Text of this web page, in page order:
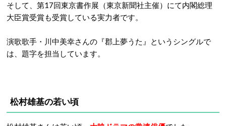
そして、第17回東京書作展（東京新聞社主催）にて内閣総理
大臣賞受賞も受賞している実力者です。
演歌歌手・川中美幸さんの『郡上夢うた』というシングルで
は、題字を担当しています。
松村雄基の若い頃